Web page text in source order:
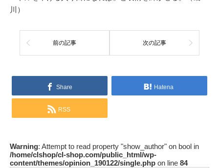
川）
前の記事 次の記事
Share Hatena
RSS
Warning: Attempt to read property "show_author" on bool in
/home/clshop/cl-shop.com/public_html/wp-
content/themes/opinion_190122/single.php on line 84